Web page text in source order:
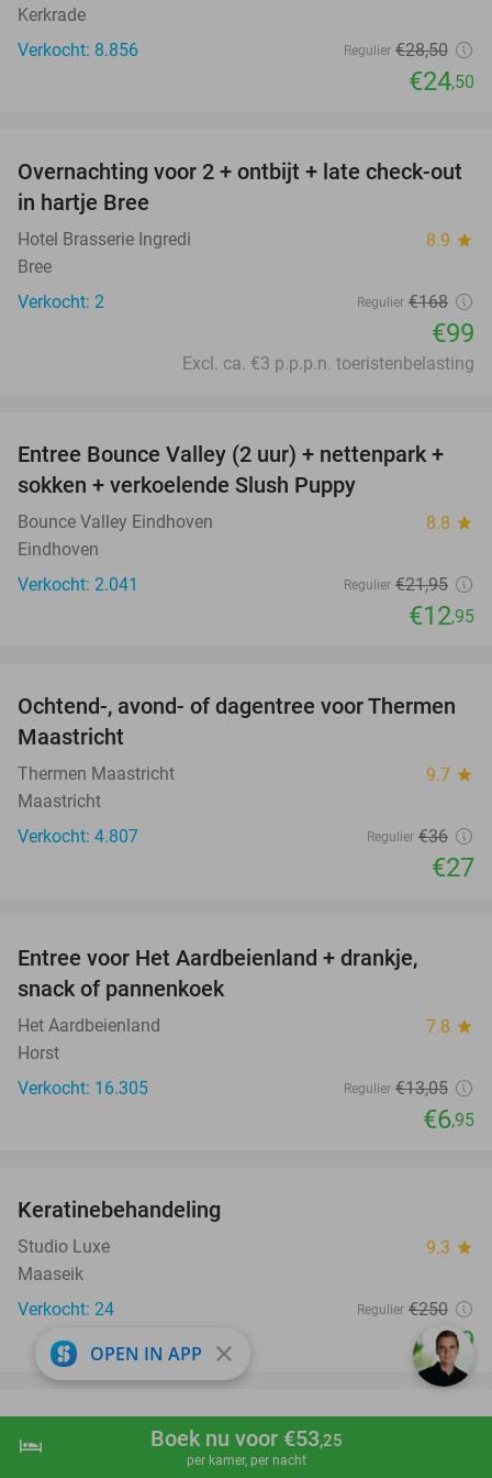
shopping_cart Boek nu
hotel Boek nu voor €53,25
per kamer, per nacht
Kerkrade
Verkocht: 8.856
Regulier €28,50
€24,50
41%
TODAY
Overnachting voor 2 + ontbijt + late check-out
in hartje Bree
Hotel Brasserie Ingredi 8.9 star
Bree
Verkocht: 2
Regulier €168
€99
Excl. ca. €3 p.p.p.n. toeristenbelasting
41%
Entree Bounce Valley (2 uur) + nettenpark +
sokken + verkoelende Slush Puppy
Bounce Valley Eindhoven 8.8 star
Eindhoven
Verkocht: 2.041
Regulier €21,95
€12,95
25%
Ochtend-, avond- of dagentree voor Thermen
Maastricht
Thermen Maastricht 9.7 star
Maastricht
Verkocht: 4.807
Regulier €36
€27
Entree voor Het Aardbeienland + drankje,
snack of pannenkoek
Het Aardbeienland 7.8 star
Horst
Verkocht: 16.305
Regulier €13,05
€6,95
Keratinebehandeling
Studio Luxe 9.3 star
Maaseik
Verkocht: 24
Regulier €250
€79
favorite_border
Dagentree voor het Natur- und Tierpark
Brüggen
OPEN IN APP close